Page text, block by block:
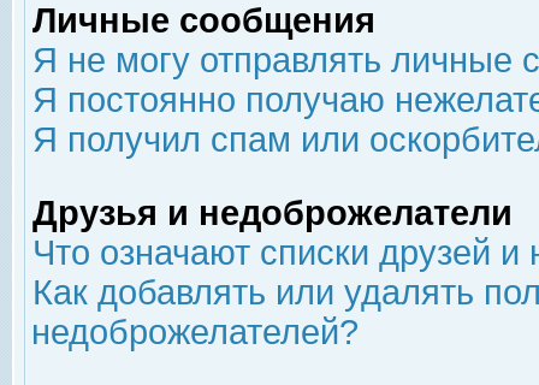
Личные сообщения
Я не могу отправлять личные
Я постоянно получаю
Я получил спам или
Друзья и недоброжелатели
Что означают списки друзей
Как добавлять или удалять
недоброжелателей?